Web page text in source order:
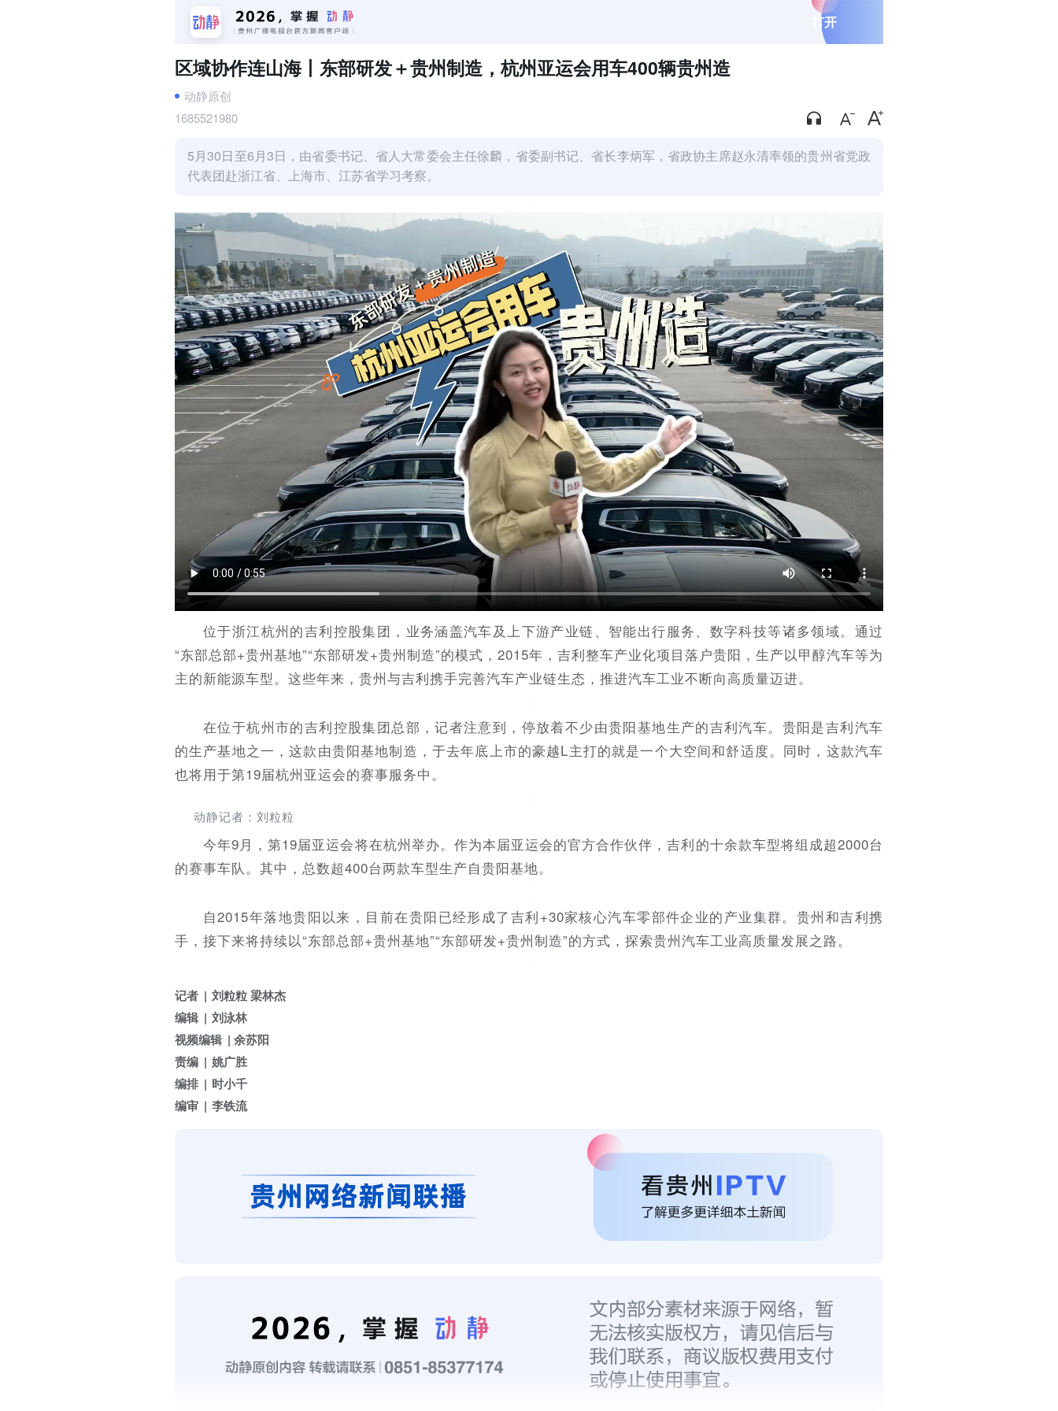
打开
区域协作连山海丨东部研发＋贵州制造，杭州亚运会用车400辆贵州造
动静原创
1685521980
5月30日至6月3日，由省委书记、省人大常委会主任徐麟，省委副书记、省长李炳军，省政协主席赵永清率领的贵州省党政
代表团赴浙江省、上海市、江苏省学习考察。
位于浙江杭州的吉利控股集团，业务涵盖汽车及上下游产业链、智能出行服务、数字科技等诸多领域。通过
“东部总部+贵州基地”“东部研发+贵州制造”的模式，2015年，吉利整车产业化项目落户贵阳，生产以甲醇汽车等为
主的新能源车型。这些年来，贵州与吉利携手完善汽车产业链生态，推进汽车工业不断向高质量迈进。
在位于杭州市的吉利控股集团总部，记者注意到，停放着不少由贵阳基地生产的吉利汽车。贵阳是吉利汽车
的生产基地之一，这款由贵阳基地制造，于去年底上市的豪越L主打的就是一个大空间和舒适度。同时，这款汽车
也将用于第19届杭州亚运会的赛事服务中。
动静记者：刘粒粒
今年9月，第19届亚运会将在杭州举办。作为本届亚运会的官方合作伙伴，吉利的十余款车型将组成超2000台
的赛事车队。其中，总数超400台两款车型生产自贵阳基地。
自2015年落地贵阳以来，目前在贵阳已经形成了吉利+30家核心汽车零部件企业的产业集群。贵州和吉利携
手，接下来将持续以“东部总部+贵州基地”“东部研发+贵州制造”的方式，探索贵州汽车工业高质量发展之路。
记者
刘粒粒 梁林杰
编辑
刘泳林
视频编辑
余苏阳
责编
姚广胜
编排
时小千
编审
李铁流